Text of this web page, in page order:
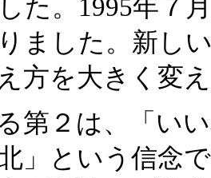
た。1995年７
ました。新し
方を大きく変
第２は、「い
」という信念